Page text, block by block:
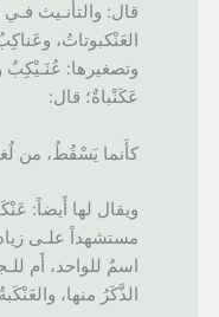
قال: والتأْنـيث فـي
العَنْكبوتاتُ،
وتصغيرها: عُنَـيْكِبٌ
عَكَنْباةٌ؛ قال:
كأَنما يَسْقُطُ، من
ويقال لها أَيضاً:
مستشهداً علـى
اسمٌ للواحد، أَم
الذَّكَرُ منها،